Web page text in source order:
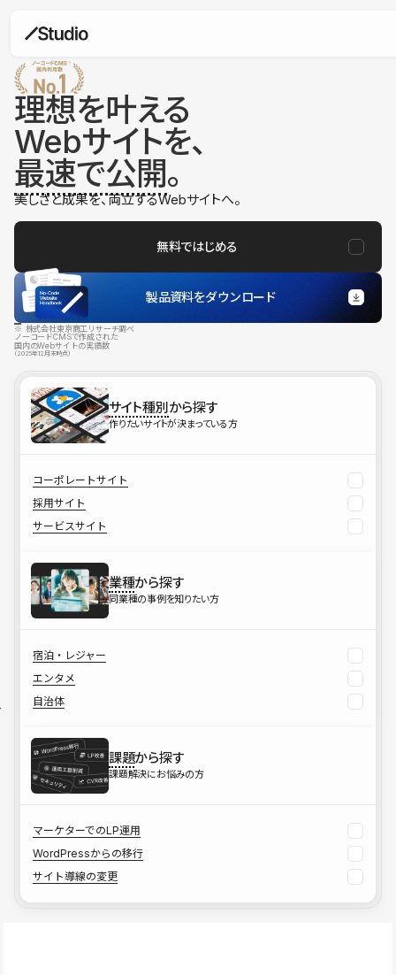
理想を叶える
Webサイトを、
最速で公開。
美しさと成果を、両立するWebサイトへ。
無料ではじめる
製品資料をダウンロード
※ 株式会社東京商工リサーチ調べ
ノーコードCMSで作成された
国内のWebサイトの実績数
（2025年12月末時点）
サイト種別から探す
作りたいサイトが決まっている方
コーポレートサイト
採用サイト
サービスサイト
業種から探す
同業種の事例を知りたい方
宿泊・レジャー
エンタメ
自治体
課題から探す
課題解決にお悩みの方
マーケターでのLP運用
WordPressからの移行
サイト導線の変更